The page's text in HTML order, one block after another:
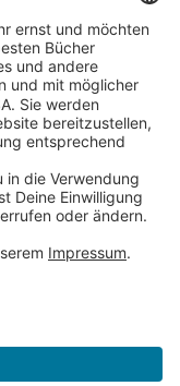
innerhalb
Deutschlands
36, D-70182